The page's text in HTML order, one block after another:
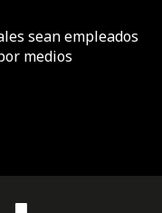
sean empleados
medios